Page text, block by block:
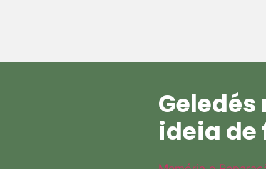
ideia de